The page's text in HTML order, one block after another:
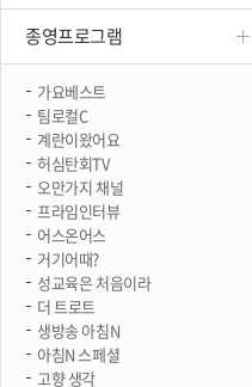
종영프로그램
가요베스트
팀로컬C
계란이왔어요
허심탄회TV
오만가지 채널
프라임인터뷰
어스온어스
거기어때?
성교육은 처음이라
더 트로트
생방송 아침N
아침N 스페셜
고향 생각